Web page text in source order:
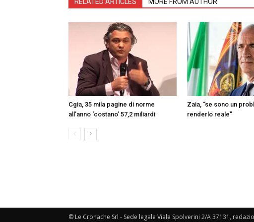
Cgia, 35 mila pagine di norme
all’anno ‘costano’ 57,2 miliardi
Zaia, “se sono un
renderlo reale”
© Le Cronache Srl - Sede legale Viale Spolverini 2/A 37131,